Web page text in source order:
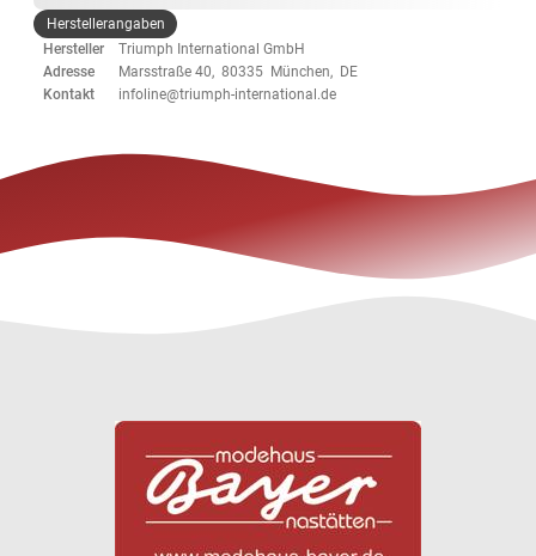
Herstellerangaben
Hersteller
Triumph International GmbH
Adresse
Marsstraße 40, 80335 München, DE
Kontakt
infoline@triumph-international.de